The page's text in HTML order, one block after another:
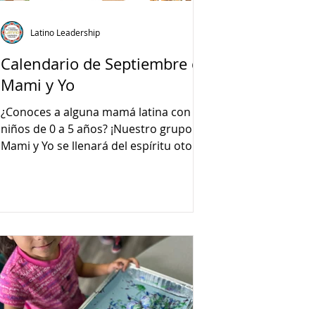
Calendario de Septiembre de
Mami y Yo
¿Conoces a alguna mamá latina con
niños de 0 a 5 años? ¡Nuestro grupo de
Mami y Yo se llenará del espíritu otoñal
Latino Leadership